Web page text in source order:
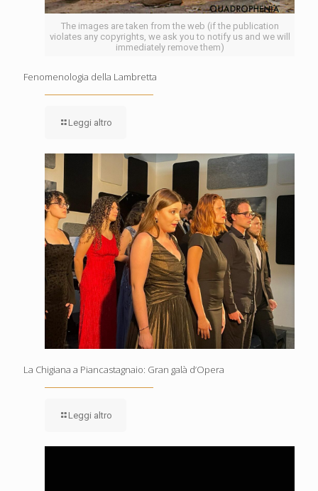
The images are taken from the web (if the publication
violates any copyrights, we ask you to notify us and we will
immediately remove them)
Fenomenologia della Lambretta
Leggi altro
La Chigiana a Piancastagnaio: Gran galà d’Opera
Leggi altro